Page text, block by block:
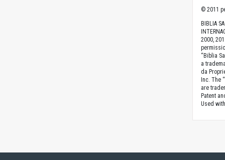
© 2011
BIBLIA
2000,
“Biblia
a
da
Inc. The
are
Patent
Used